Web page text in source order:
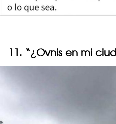
11. “¿Ovnis en mi